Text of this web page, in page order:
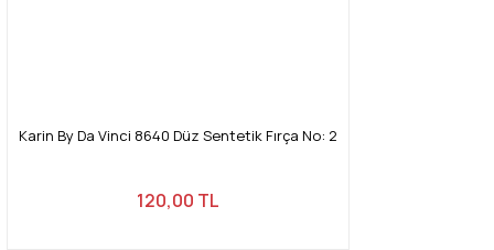
Karin By Da Vinci 8640 Düz Sentetik Fırça No: 2
120,00 TL